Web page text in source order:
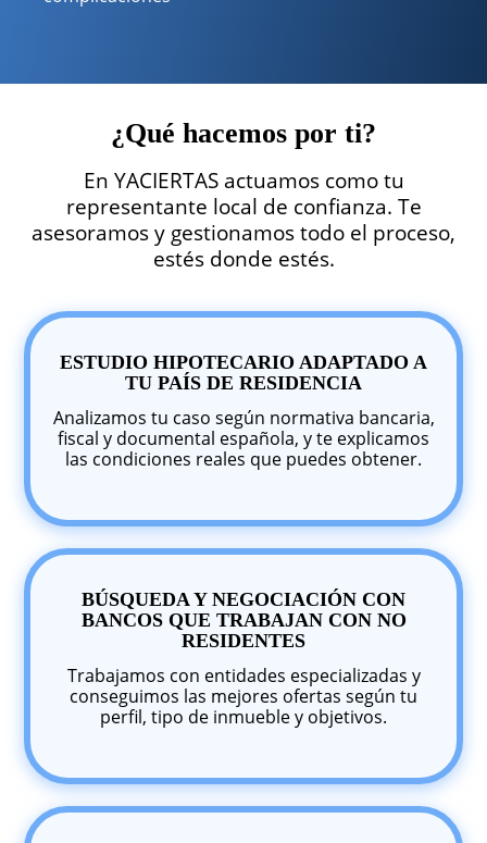
¿Qué hacemos por ti?
En YACIERTAS actuamos como tu
representante local de confianza. Te
asesoramos y gestionamos todo el proceso,
estés donde estés.
ESTUDIO HIPOTECARIO ADAPTADO A
TU PAÍS DE RESIDENCIA
Analizamos tu caso según normativa bancaria,
fiscal y documental española, y te explicamos
las condiciones reales que puedes obtener.
BÚSQUEDA Y NEGOCIACIÓN CON
BANCOS QUE TRABAJAN CON NO
RESIDENTES
Trabajamos con entidades especializadas y
conseguimos las mejores ofertas según tu
perfil, tipo de inmueble y objetivos.